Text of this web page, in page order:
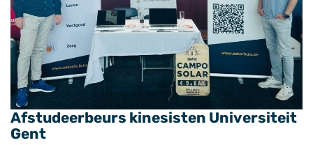
Afstudeerbeurs kinesisten Universiteit
Gent